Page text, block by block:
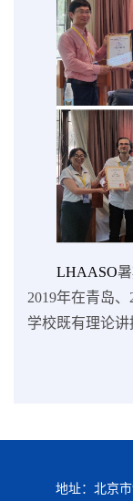
LHAASO
2019年在青岛
学校既有理论讲
地址：北京